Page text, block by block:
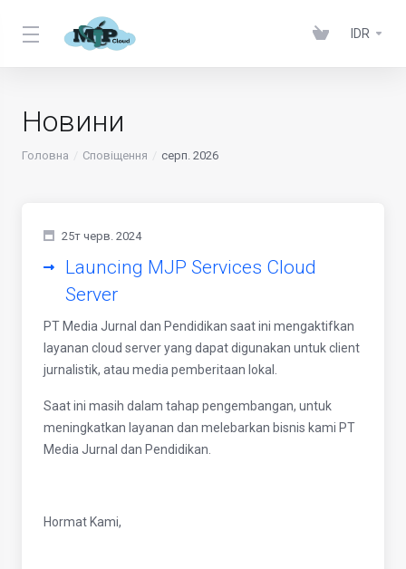
IDR
Новини
Головна Сповіщення серп. 2026
25т черв. 2024
Launcing MJP Services Cloud
Server
PT Media Jurnal dan Pendidikan saat ini mengaktifkan
layanan cloud server yang dapat digunakan untuk client
jurnalistik, atau media pemberitaan lokal.
Saat ini masih dalam tahap pengembangan, untuk
meningkatkan layanan dan melebarkan bisnis kami PT
Media Jurnal dan Pendidikan.
Hormat Kami,